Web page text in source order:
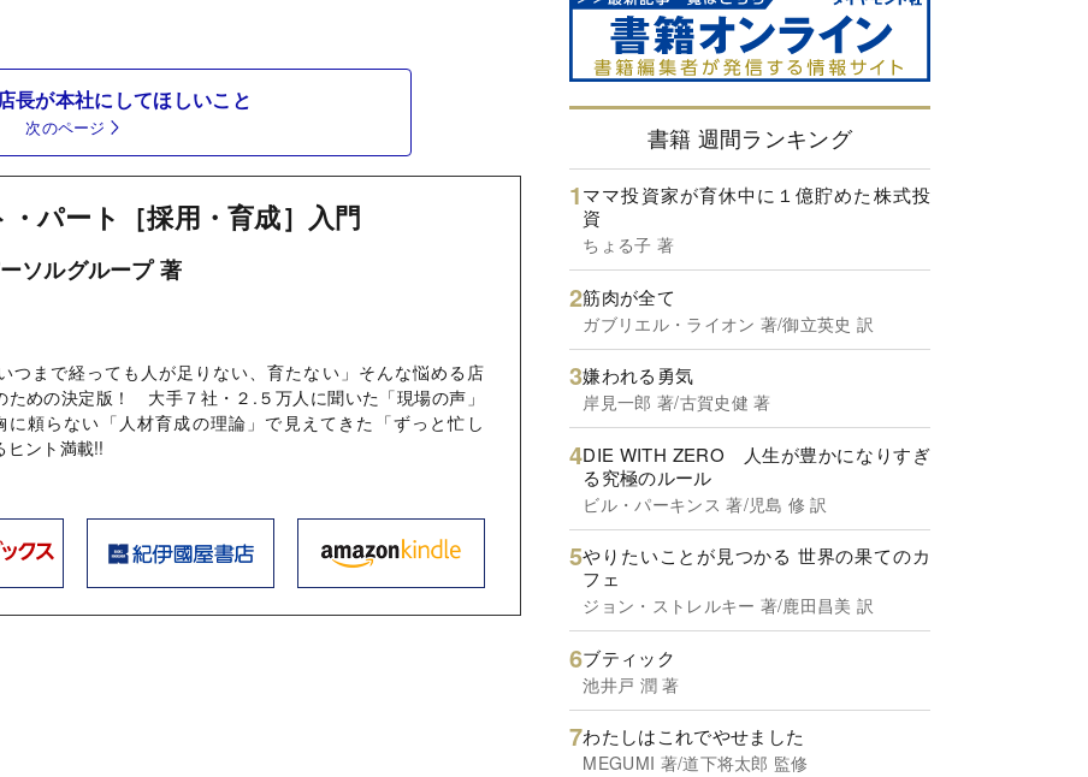
長が本社にしてほしいこと
次のページ
パート［採用・育成］入門
ソルグループ 著
つまで経っても人が足りない、育たない」そんな悩める店
ための決定版！ 大手７社・２.５万人に聞いた「現場の声」
に頼らない「人材育成の理論」で見えてきた「ずっと忙し
ヒント満載!!
書籍 週間ランキング
ママ投資家が育休中に１億貯めた株式投
資
ちょる子 著
筋肉が全て
ガブリエル・ライオン 著/御立英史 訳
嫌われる勇気
岸見一郎 著/古賀史健 著
DIE WITH ZERO 人生が豊かになりすぎ
る究極のルール
ビル・パーキンス 著/児島 修 訳
やりたいことが見つかる 世界の果てのカ
フェ
ジョン・ストレルキー 著/鹿田昌美 訳
ブティック
池井戸 潤 著
わたしはこれでやせました
MEGUMI 著/道下将太郎 監修